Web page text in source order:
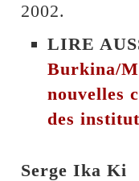
2002.
LIRE
Burkina/
nouvelles
des
Serge Ika Ki